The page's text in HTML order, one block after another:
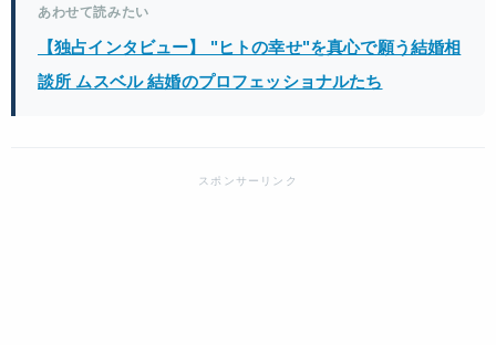
あわせて読みたい
【独占インタビュー】 "ヒトの幸せ"を真心で願う結婚相
談所 ムスベル 結婚のプロフェッショナルたち